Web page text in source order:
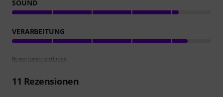
SOUND
VERARBEITUNG
Bewertungsrichtlinien
11 Rezensionen